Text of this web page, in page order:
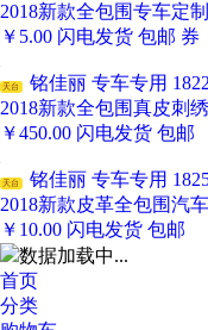
2018新款全包围专车定
￥ 5.00 闪电发货 包邮 券
天台
铭佳丽 专车专用
2018新款全包围真皮刺
￥450.00 闪电发货 包邮
天台
铭佳丽 专车专用
2018新款皮革全包围汽
￥ 10.00 闪电发货 包邮
数据加载中...
首页
分类